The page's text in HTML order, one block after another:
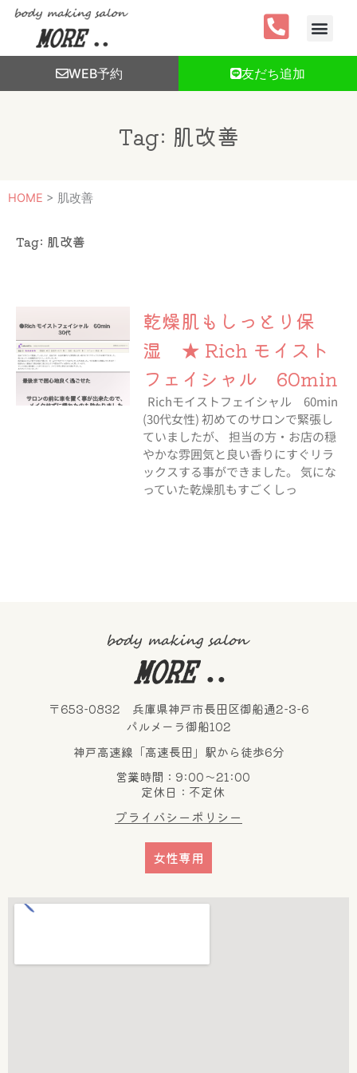
WEB予約 友だち追加
Tag: 肌改善
HOME > 肌改善
Tag: 肌改善
乾燥肌もしっとり保
湿 ★ Rich モイスト
フェイシャル 60min
Richモイストフェイシャル 60min
(30代女性) 初めてのサロンで緊張し
ていましたが、 担当の方・お店の穏
やかな雰囲気と良い香りにすぐリラ
ックスする事ができました。 気にな
っていた乾燥肌もすごくしっ
〒653-0832 兵庫県神戸市長田区御船通2-3-6
パルメーラ御船102
神戸高速線「高速長田」駅から徒歩6分
営業時間：9:00～21:00
定休日：不定休
プライバシーポリシー
女性専用